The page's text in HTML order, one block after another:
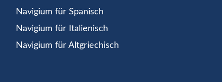
Navigium für Spanisch
Navigium für Italienisch
Navigium für Altgriechisch